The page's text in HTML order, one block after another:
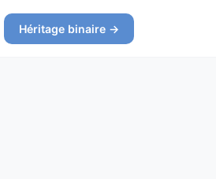
Héritage binaire →